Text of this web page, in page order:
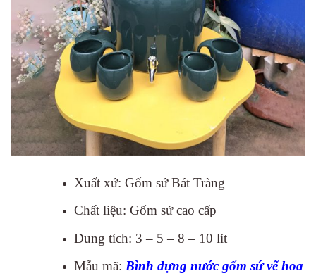
Xuất xứ: Gốm sứ Bát Tràng
Chất liệu: Gốm sứ cao cấp
Dung tích: 3 – 5 – 8 – 10 lít
Mẫu mã: Bình đựng nước gốm sứ vẽ hoa